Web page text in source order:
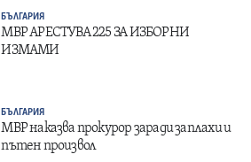
БЪЛГАРИЯ
МВР АРЕСТУВА 225 ЗА ИЗБОРНИ
ИЗМАМИ
БЪЛГАРИЯ
МВР наказва прокурор заради заплахи и
пътен произвол